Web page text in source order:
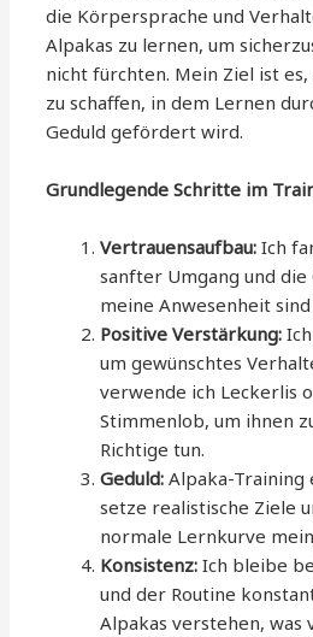
die Körpersprache und
Alpakas zu lernen, um
nicht fürchten. Mein Ziel ist
zu schaffen, in dem Lernen
Geduld gefördert wird.
Grundlegende Schritte im
Vertrauensaufbau: Ich
sanfter Umgang und die
meine Anwesenheit
Positive Verstärkung:
um gewünschtes
verwende ich Leckerlis
Stimmenlob, um ihnen
Richtige tun.
Geduld: Alpaka-
setze realistische Ziele
normale Lernkurve
Konsistenz: Ich bleibe
und der Routine
Alpakas verstehen,